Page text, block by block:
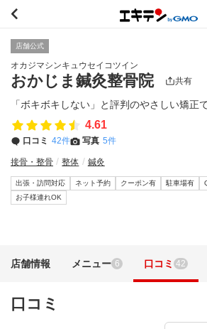
店舗公式
オカジマシンキュウセイコツイン
おかじま鍼灸整骨院 共有
「ボキボキしない」と評判のやさしい矯正
4.61
口コミ 42件 写真 5件
接骨・整骨 整体 鍼灸
出張・訪問対応 ネット予約 クーポン有 駐車場有
お子様連れOK
店舗情報 メニュー 6 口コミ 42
口コミ